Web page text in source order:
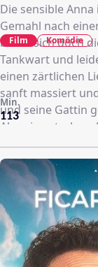
Die sensible
Gemahl nach
bietet sich doch
Tankwart und
einen zärtlichen
sanft massiert
und seine Gattin
Als seine
Kreis der Familie
Harmonie vor,
Urlaubsvideos.
113
Min.
Film Komödie